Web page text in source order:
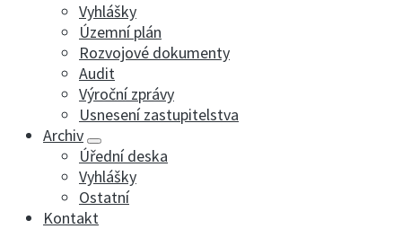
Vyhlášky
Územní plán
Rozvojové dokumenty
Audit
Výroční zprávy
Usnesení zastupitelstva
Archiv
Úřední deska
Vyhlášky
Ostatní
Kontakt